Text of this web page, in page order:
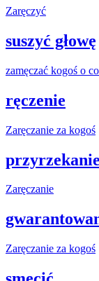
Zaręczyć
suszyć głowę
zamęczać kogoś o
ręczenie
Zaręczanie za kogoś
przyrzekanie
Zaręczanie
Zaręczanie za kogoś